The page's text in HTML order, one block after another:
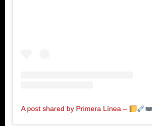
A post shared by Primera Línea –